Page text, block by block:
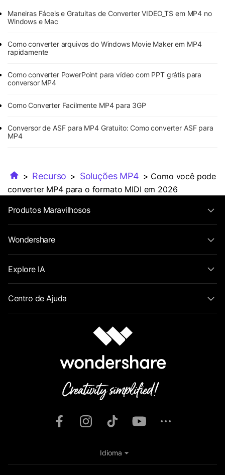
Maneiras Fáceis e Gratuitas de Converter VIDEO_TS em MP4 no
Windows e Mac
Como converter arquivos do Windows Movie Maker em MP4
rapidamente
Como converter PowerPoint para vídeo com PPT grátis para
conversor MP4
Como Converter Facilmente MP4 para 3GP
Conversor de ASF para MP4 Gratuito: Como converter ASF para
MP4
> Recurso > Soluções MP4 > Como você pode
converter MP4 para o formato MIDI em 2026
Produtos Maravilhosos
Wondershare
Explore IA
Centro de Ajuda
Idioma